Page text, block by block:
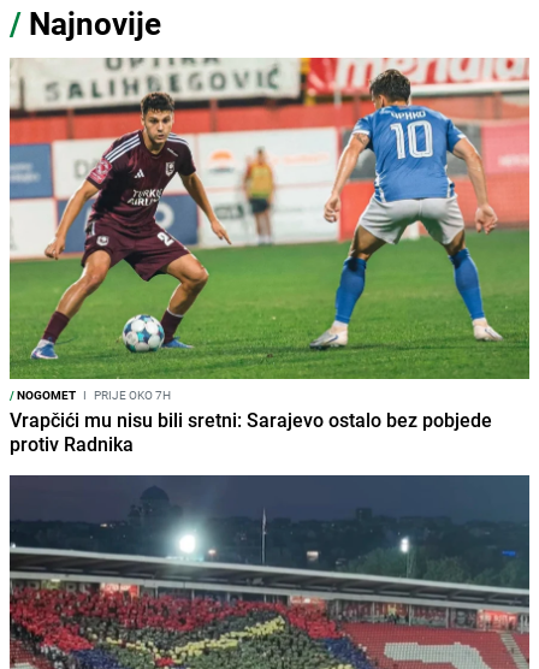
/ Najnovije
/NOGOMET I PRIJE OKO 7H
Vrapčići mu nisu bili sretni: Sarajevo ostalo bez pobjede
protiv Radnika